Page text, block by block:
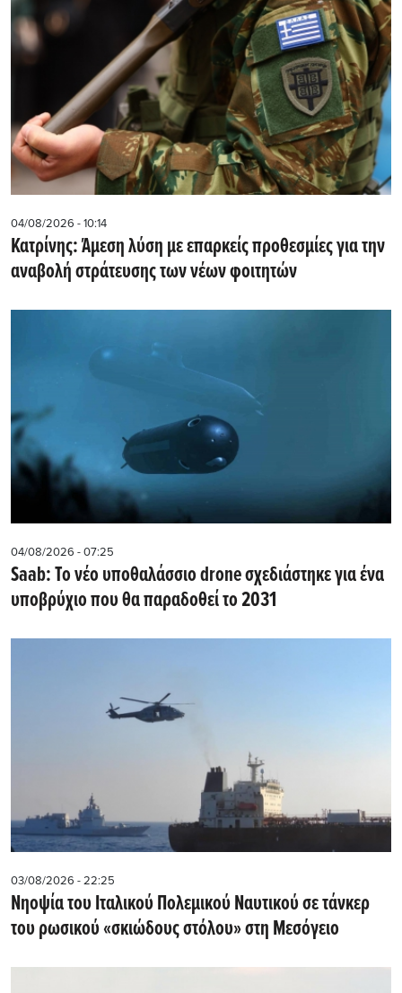
04/08/2026 - 10:14
Κατρίνης: Άμεση λύση με επαρκείς προθεσμίες για την
αναβολή στράτευσης των νέων φοιτητών
04/08/2026 - 07:25
Saab: Το νέο υποθαλάσσιο drone σχεδιάστηκε για ένα
υποβρύχιο που θα παραδοθεί το 2031
03/08/2026 - 22:25
Νηοψία του Ιταλικού Πολεμικού Ναυτικού σε τάνκερ
του ρωσικού «σκιώδους στόλου» στη Μεσόγειο